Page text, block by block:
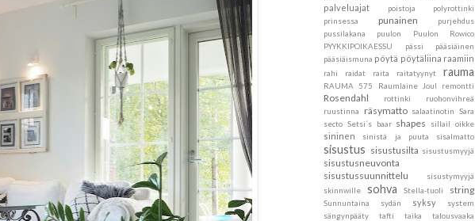
palveluajat
poistoja
polyrottinki
prinsessa
punainen
purjehdus
pussilakana
puulon
Puulon Rowico
PYYKKIPOIKAESSU
pässi
pääsiäinen
pääsiäismuna pöytä pöytäliina raamiin
rahi raidat raita raitatyynyt rauma
RAUMA 575 Raumlaine Joul remontti
Rosendahl rottinki
ruohonvihreä
ruustinna
räsymatto salaatinotin
Sara
secto Setsi´s baar shapes sillail oikke
sininen sinistä ja puuta sisalmatto
sisustus sisustusilta sisustusmyyjä
sisustusneuvonta
sisustussuunnittelu
sisustymyyjä
skinnwille
sohva Stella-tuoli string
Sunnuntaina sydän syksy
system
sängynpääty
tafti taika talousvaaka